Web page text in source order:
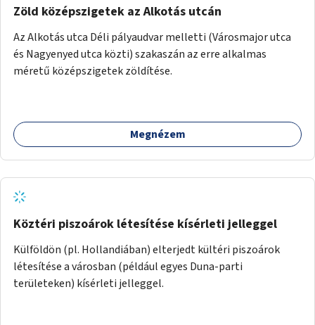
Zöld középszigetek az Alkotás utcán
Az Alkotás utca Déli pályaudvar melletti (Városmajor utca
és Nagyenyed utca közti) szakaszán az erre alkalmas
méretű középszigetek zöldítése.
Megnézem
Köztéri piszoárok létesítése kísérleti jelleggel
Külföldön (pl. Hollandiában) elterjedt kültéri piszoárok
létesítése a városban (például egyes Duna-parti
területeken) kísérleti jelleggel.